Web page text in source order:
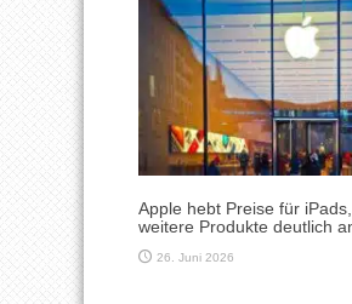
Apple hebt Preise für
weitere Produkte deutlich
26. Juni 2026